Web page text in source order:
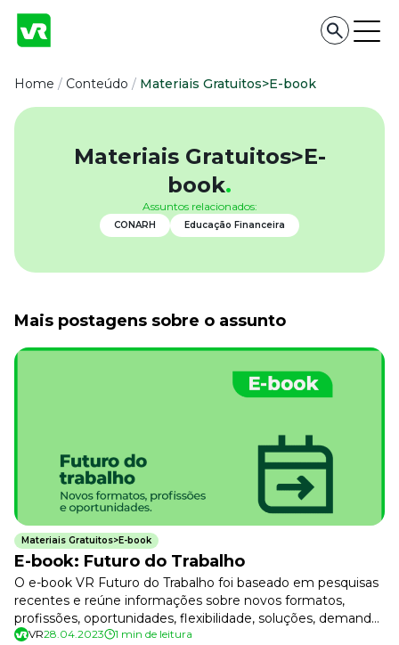
Conteúdo
Todas as categorias
Confira nossos conteúdos
Empreendedorismo
Impulsione o seu negócio
Fique por dentro da lei
Aprimore a cultura organizacional
Educação Financeira
Cursos
Cursos
Todos os Cursos
Explore o nosso acervo
Departamento Pessoal
Para simplificar os processos
Home / Conteúdo / Materiais Gratuitos>E-book
Materiais Gratuitos>E-
book.
Assuntos relacionados:
CONARH Educação Financeira
Mais postagens sobre o assunto
Materiais Gratuitos>E-book
E-book: Futuro do Trabalho
O e-book VR Futuro do Trabalho foi baseado em pesquisas
recentes e reúne informações sobre novos formatos,
profissões, oportunidades, flexibilidade, soluções, demandas
atuais e mais.
VR28.04.2023 1 min de leitura